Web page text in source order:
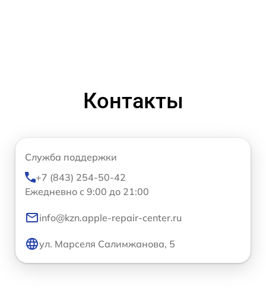
Контакты
Служба поддержки
+7 (843) 254-50-42
Ежедневно с 9:00 до 21:00
info@kzn.apple-repair-center.ru
ул. Марселя Салимжанова, 5